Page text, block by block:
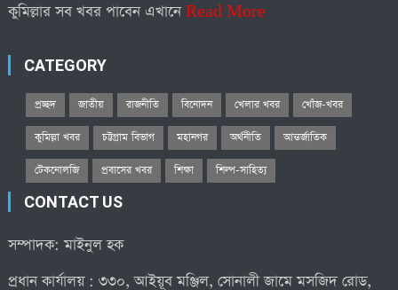
কুমিল্লার সব খবর পাবেন এখানেRead More
CATEGORY
প্রচ্ছদ জাতীয় রাজনীতি বিনোদন খেলার খবর খোঁজ-খবর
কুমিল্লা খবর চট্টগ্রাম বিভাগ মহানগর অর্থনীতি আন্তর্জাতিক
টেকনোলজি প্রবাসের খবর শিক্ষা শিল্প-সাহিত্য
CONTACT US
সম্পাদক: মাইনুল হক
প্রধান কার্যালয় : ৩৩০, আইয়ূব মঞ্জিল, সোনালী জামে মসজিদ রোড,